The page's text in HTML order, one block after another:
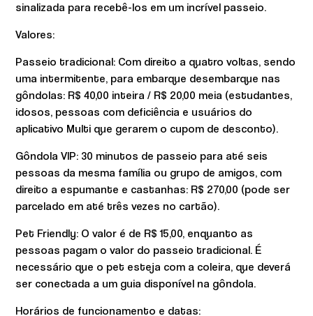
sinalizada para recebê-los em um incrível passeio.
Valores:
Passeio tradicional: Com direito a quatro voltas, sendo
uma intermitente, para embarque desembarque nas
gôndolas: R$ 40,00 inteira / R$ 20,00 meia (estudantes,
idosos, pessoas com deficiência e usuários do
aplicativo Multi que gerarem o cupom de desconto).
Gôndola VIP: 30 minutos de passeio para até seis
pessoas da mesma família ou grupo de amigos, com
direito a espumante e castanhas: R$ 270,00 (pode ser
parcelado em até três vezes no cartão).
Pet Friendly: O valor é de R$ 15,00, enquanto as
pessoas pagam o valor do passeio tradicional. É
necessário que o pet esteja com a coleira, que deverá
ser conectada a um guia disponível na gôndola.
Horários de funcionamento e datas: